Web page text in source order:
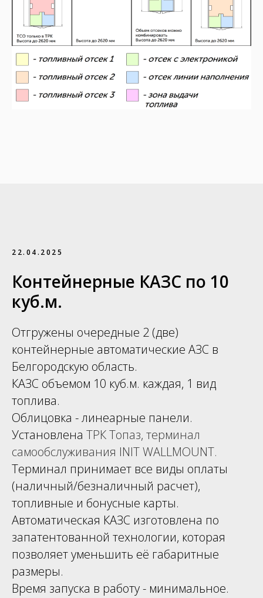
22.04.2025
Контейнерные КАЗС по 10
куб.м.
Отгружены очередные 2 (две)
контейнерные автоматические АЗС в
Белгородскую область.
КАЗС объемом 10 куб.м. каждая, 1 вид
топлива.
Облицовка - линеарные панели.
Установлена ТРКТопаз, терминал
самообслуживания INITWALLMOUNT.
Терминал принимает все виды оплаты
(наличный/безналичный расчет),
топливные и бонусные карты.
Автоматическая КАЗС изготовлена по
запатентованной технологии, которая
позволяет уменьшить её габаритные
размеры.
Время запуска в работу - минимальное.